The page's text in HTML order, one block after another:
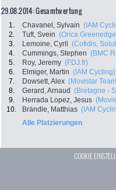
29.08.2014: Gesamtwertung
1. Chavanel, Sylvain (IAM
2.
Tuft, Svein (Orica
3.
Lemoine, Cyril (Cofidis,
4.
Cummings, Stephen (BMC
5.
Roy, Jeremy (FDJ.fr)
6.
Elmiger, Martin (IAM Cycling)
7.
Dowsett, Alex (Movistar
8.
Gerard, Arnaud (Bretagne -
9.
Herrada Lopez, Jesus
10.
Brändle, Matthias (IAM
Alle Platzierungen
COOKIE